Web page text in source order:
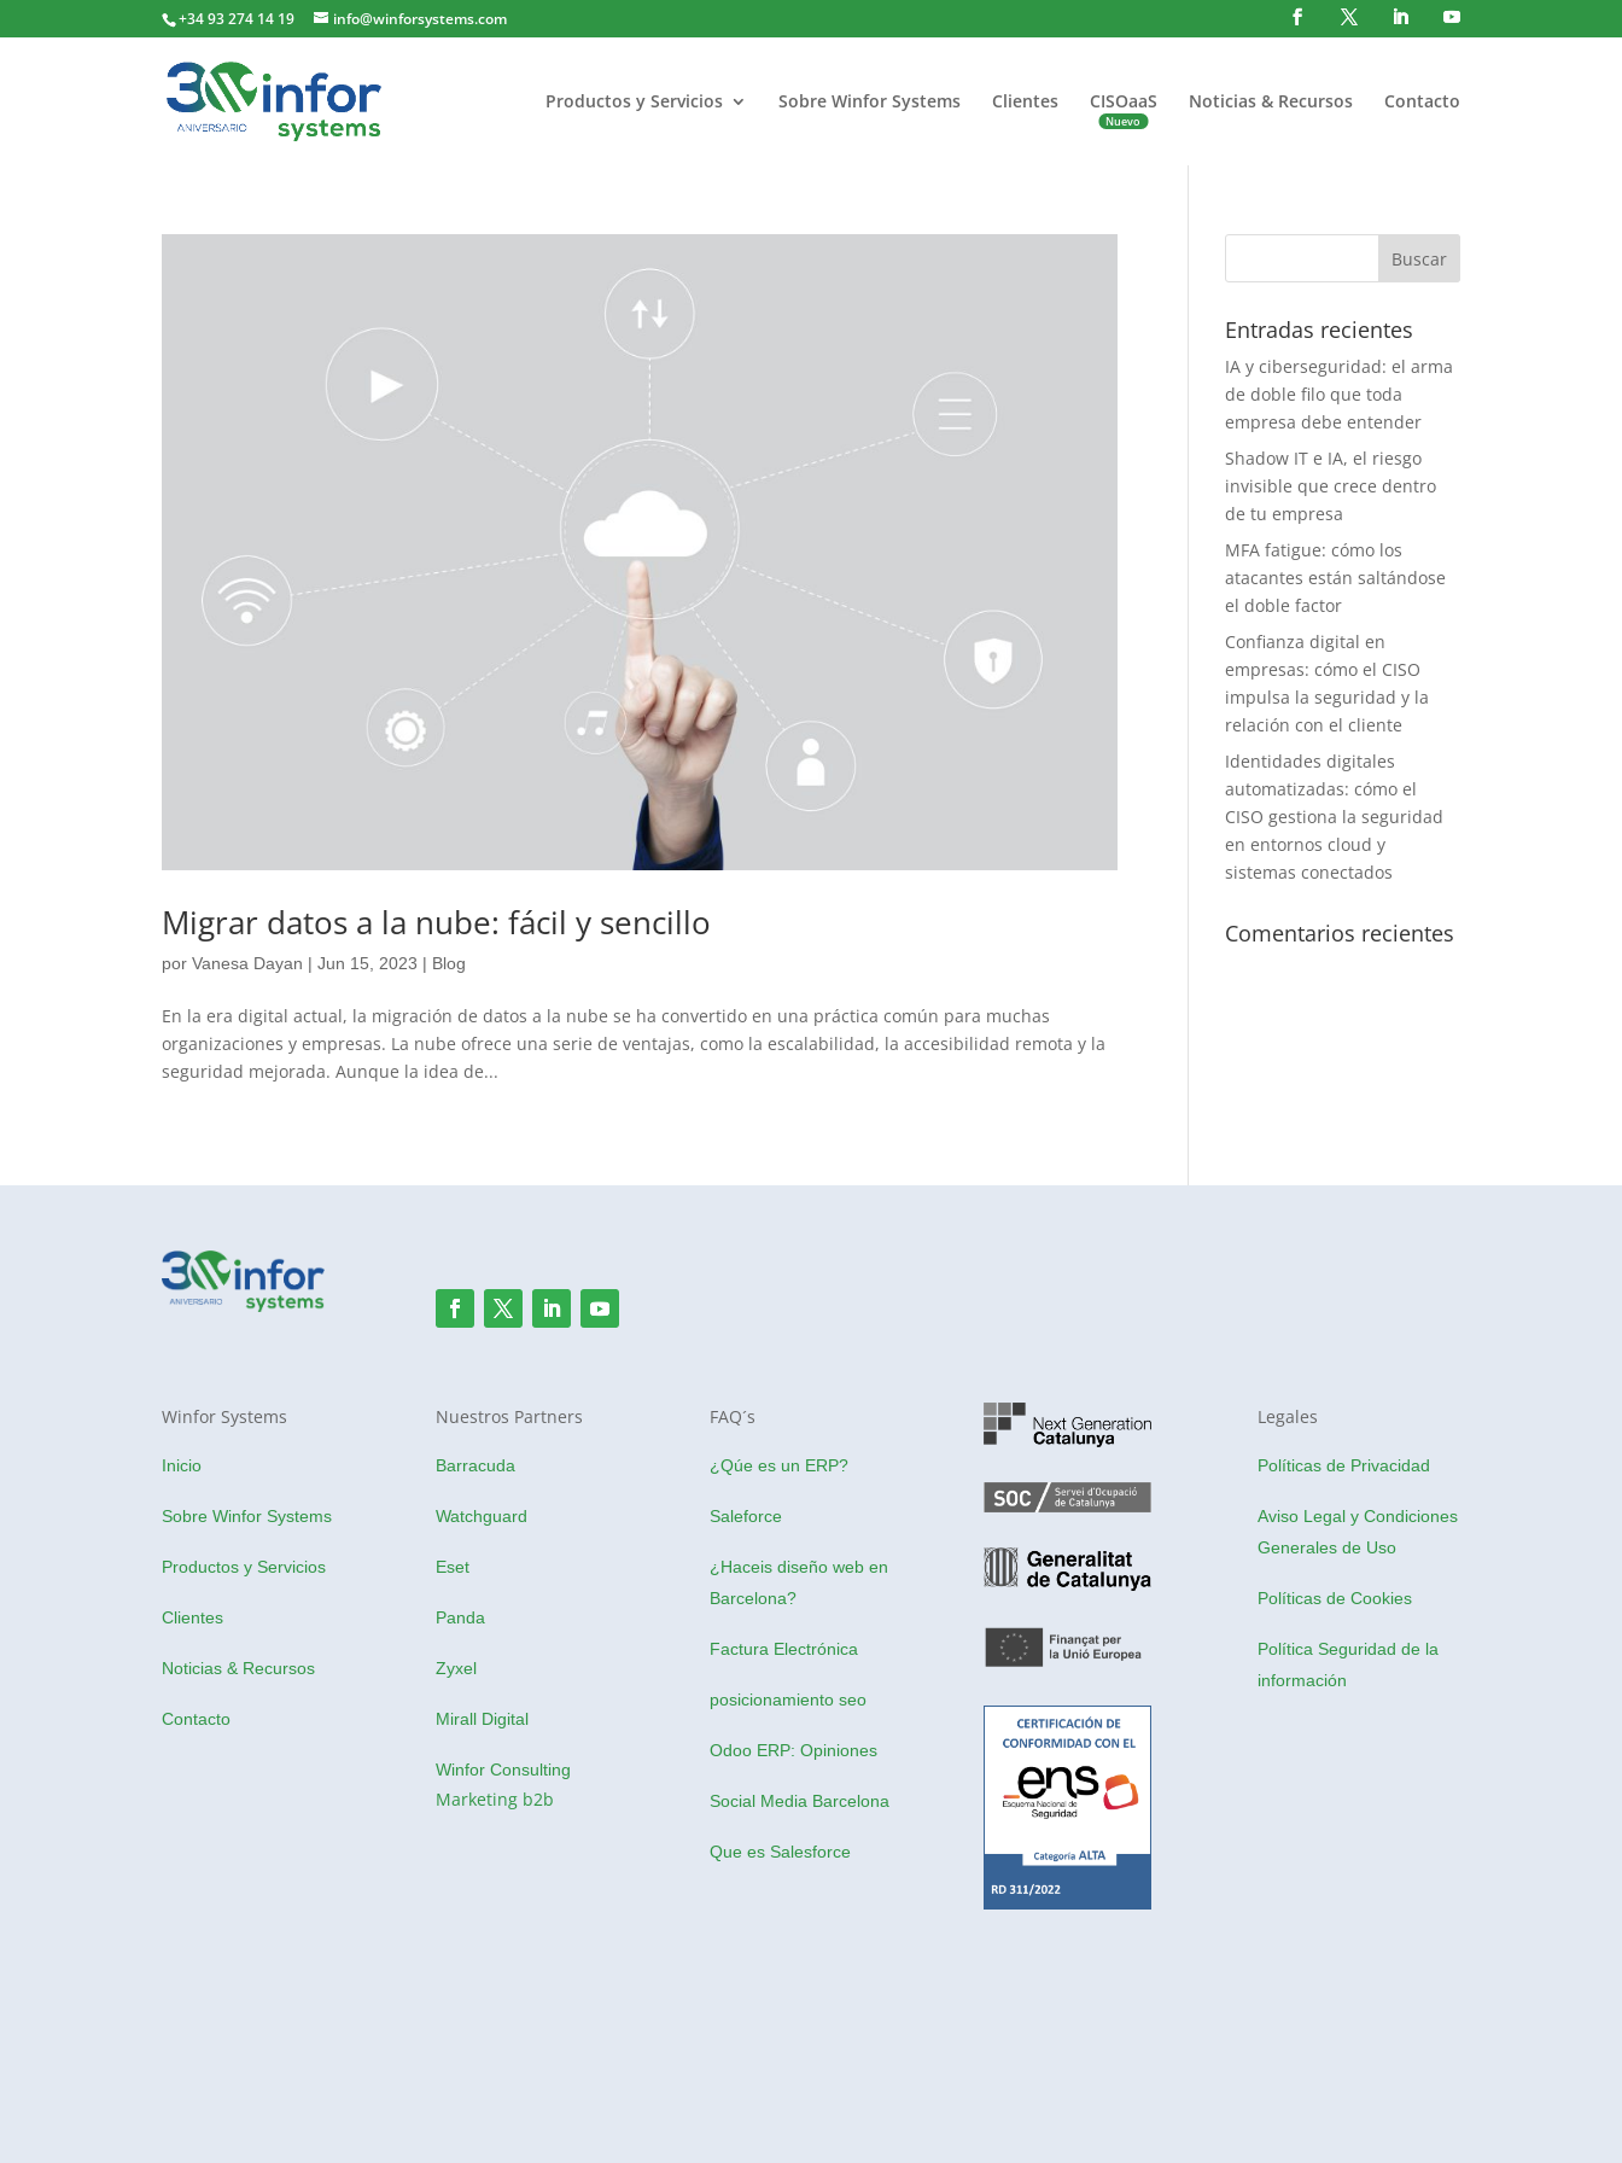
+34 93 274 14 19 info@winforsystems.com
Productos y Servicios Sobre Winfor Systems Clientes CISOaaS Noticias & Recursos Contacto
Migrar datos a la nube: fácil y sencillo
porVanesa Dayan |Jun 15, 2023 | Blog
En la era digital actual, la migración de datos a la nube se ha convertido en una práctica común para muchas
organizaciones y empresas. La nube ofrece una serie de ventajas, como la escalabilidad, la accesibilidad remota y la
seguridad mejorada. Aunque la idea de...
Entradas recientes
IA y ciberseguridad: el arma
de doble filo que toda
empresa debe entender
Shadow IT e IA, el riesgo
invisible que crece dentro
de tu empresa
MFA fatigue: cómo los
atacantes están saltándose
el doble factor
Confianza digital en
empresas: cómo el CISO
impulsa la seguridad y la
relación con el cliente
Identidades digitales
automatizadas: cómo el
CISO gestiona la seguridad
en entornos cloud y
sistemas conectados
Comentarios recientes
Winfor Systems
Inicio
Sobre Winfor Systems
Productos y Servicios
Clientes
Noticias & Recursos
Contacto
Nuestros Partners
Barracuda
Watchguard
Eset
Panda
Zyxel
Mirall Digital
Winfor Consulting
Marketing b2b
FAQ´s
¿Qúe es un ERP?
Saleforce
¿Haceis diseño web en
Barcelona?
Factura Electrónica
posicionamiento seo
Odoo ERP: Opiniones
Social Media Barcelona
Que es Salesforce
Legales
Políticas de Privacidad
Aviso Legal y Condiciones
Generales de Uso
Políticas de Cookies
Política Seguridad de la
información